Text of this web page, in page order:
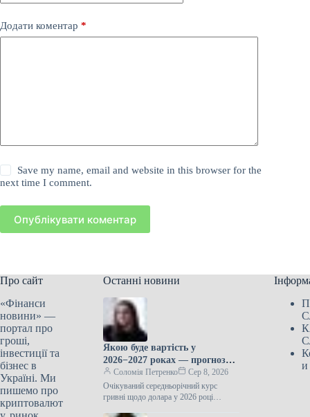
Додати коментар *
Save my name, email and website in this browser for the
next time I comment.
Опублікувати коментар
Про сайт
«Фінанси
новини» —
портал про
гроші,
інвестиції та
бізнес в
Україні. Ми
пишемо про
криптовалют
Останні новини
Якою буде вартість у
2026−2027 роках — прогноз
ЦЕССоломія Петренко
Сер 8, 2026
Очікуваний середньорічний курс
гривні щодо долара у 2026 році
и